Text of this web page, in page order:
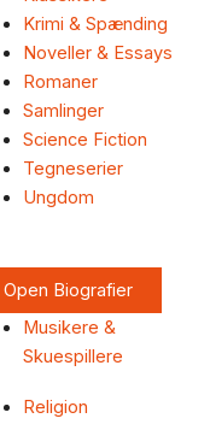
Krimi & Spænding
Noveller & Essays
Romaner
Samlinger
Science Fiction
Tegneserier
Ungdom
Open Biografier
Musikere &
Skuespillere
Religion